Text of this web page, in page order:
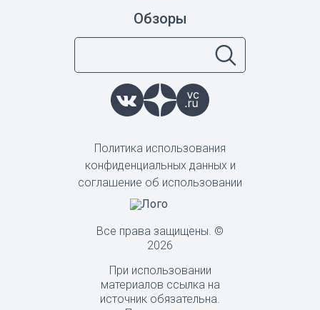
Все права защищены. ©
2026
При использовании
материалов ссылка на
источник обязательна.
Обзоры
Политика использования
конфиденциальных данных и
соглашение об использовании